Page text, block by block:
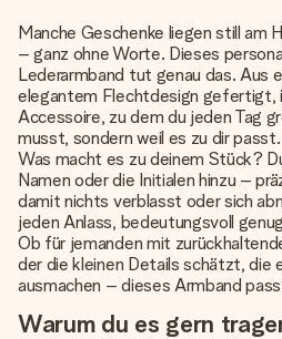
Manche Geschenke liegen still am
– ganz ohne Worte. Dieses
Lederarmband tut genau das. Aus
elegantem Flechtdesign gefertigt,
Accessoire, zu dem du jeden Tag
musst, sondern weil es zu dir passt.
Was macht es zu deinem Stück?
Namen oder die Initialen hinzu –
damit nichts verblasst oder sich
jeden Anlass, bedeutungsvoll
Ob für jemanden mit
der die kleinen Details schätzt, die
ausmachen – dieses Armband
Warum du es gern